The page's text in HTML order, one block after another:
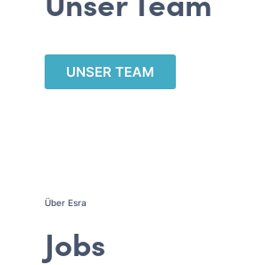
UNSER TEAM​
Über Esra
Jobs